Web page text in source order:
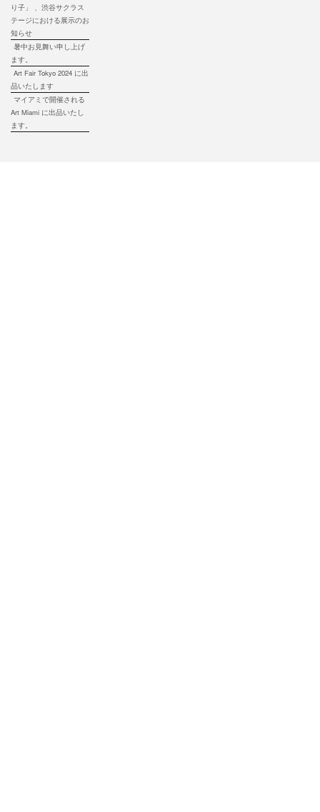
り子」 、渋谷サクラス
テージにおける展示のお
知らせ
暑中お見舞い申し上げ
ます。
Art Fair Tokyo 2024 に出
品いたします
マイアミで開催される
Art Miami に出品いたし
ます。